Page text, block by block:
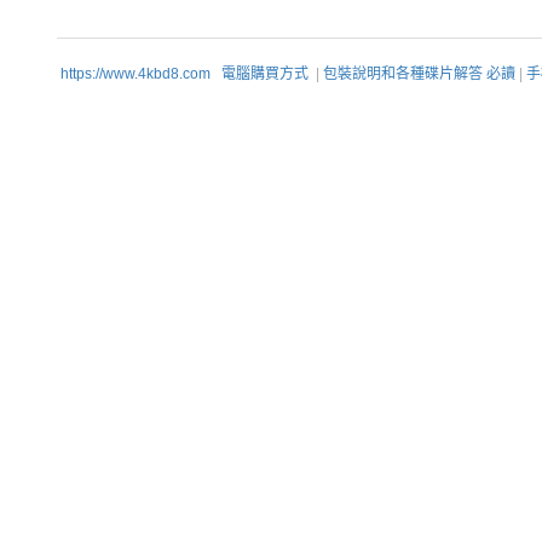
https://www.4kbd8.com 電腦購買方式 包裝說明和各種碟片解答 必讀